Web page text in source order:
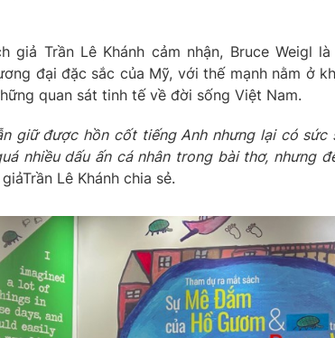
giả Trần Lê Khánh cảm nhận, Bruce Weigl
đại đặc sắc của Mỹ, với thế mạnh nằm ở
quan sát tinh tế về đời sống Việt Nam.
giữ được hồn cốt tiếng Anh nhưng lại có sức
nhiều dấu ấn cá nhân trong bài thơ, nhưng
Lê Khánh chia sẻ.